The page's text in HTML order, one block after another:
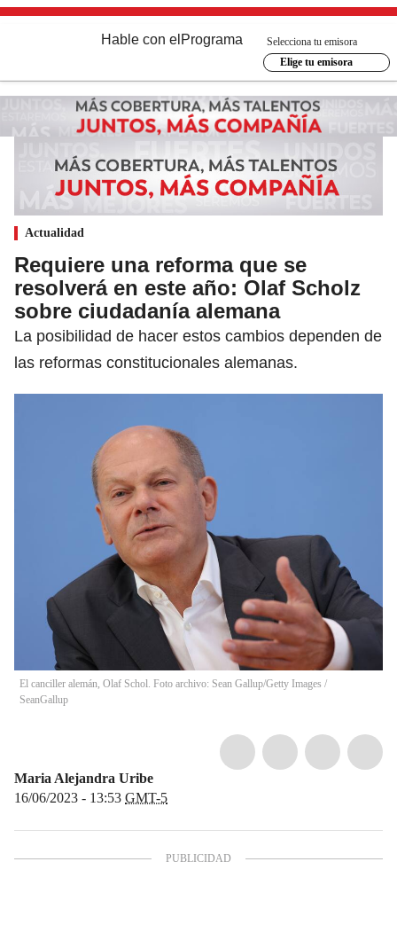
Hable con el Programa
Selecciona tu emisora
Elige tu emisora
Actualidad
Requiere una reforma que se
resolverá en este año: Olaf Scholz
sobre ciudadanía alemana
La posibilidad de hacer estos cambios dependen de
las reformas constitucionales alemanas.
El canciller alemán, Olaf Schol. Foto archivo: Sean Gallup/Getty Images /
SeanGallup
Maria Alejandra Uribe
16/06/2023 - 13:53 GMT-5